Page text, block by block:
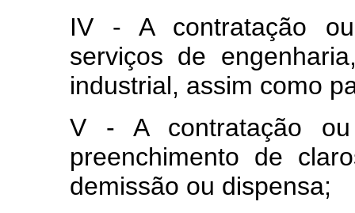
IV ‑ A contratação
serviços de
industrial, assim como
V ‑ A contratação
preenchimento de
demissão ou dispensa;